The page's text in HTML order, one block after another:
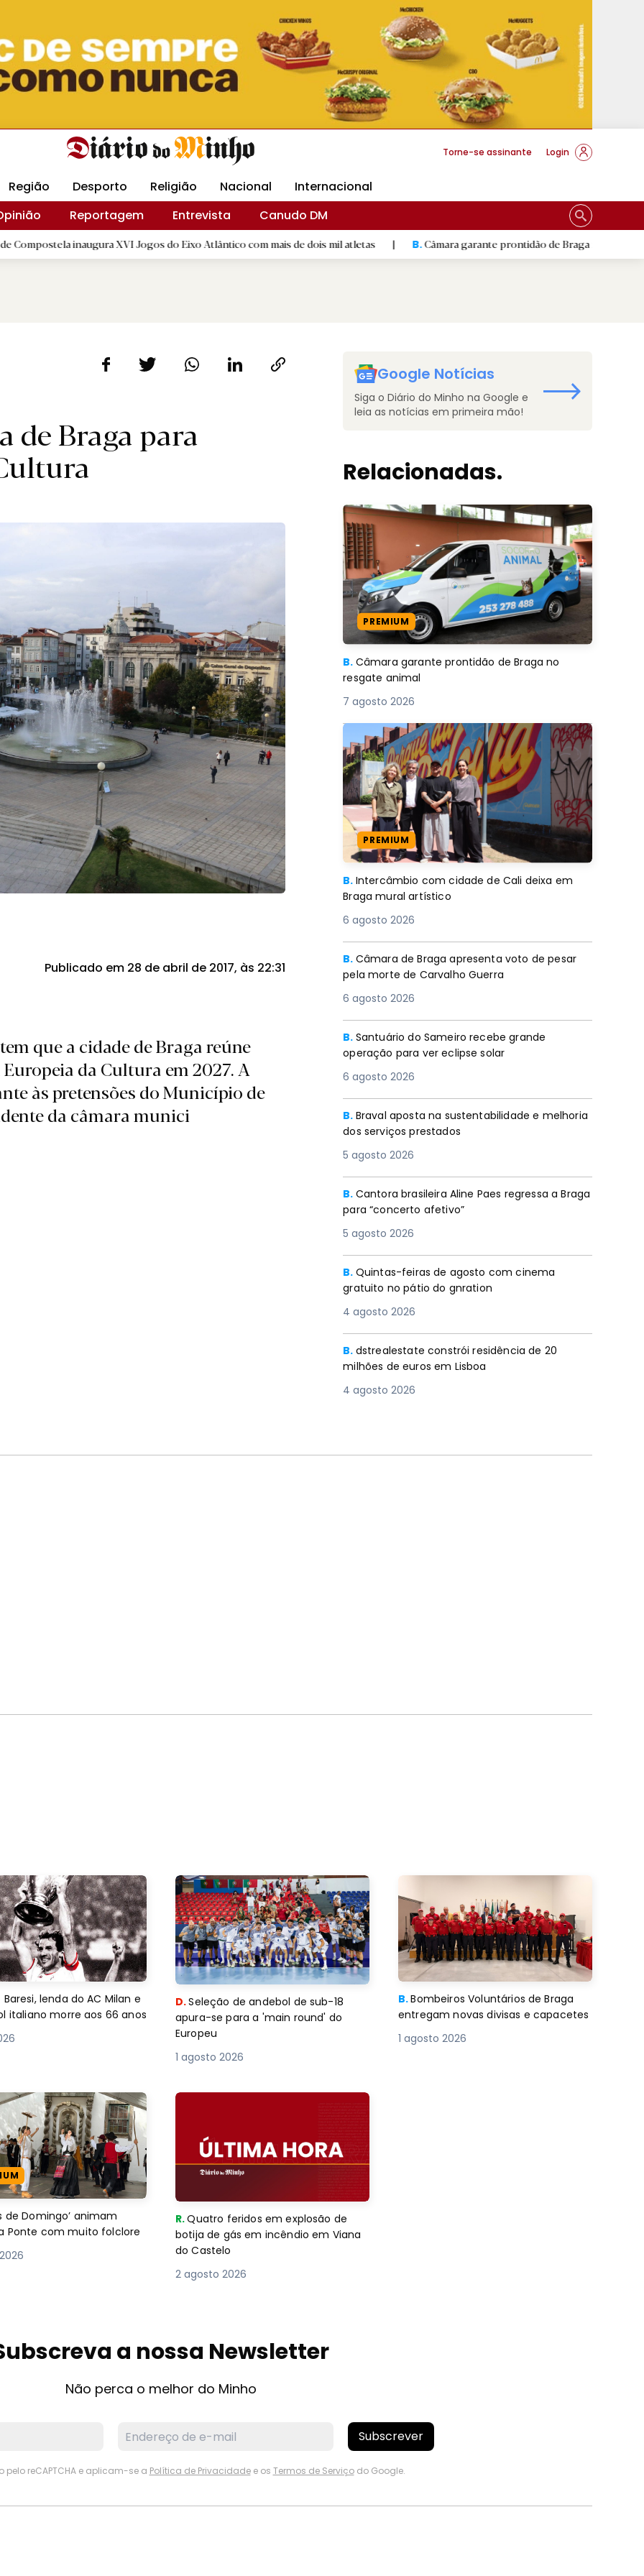
Revista Minha Gráfica DM Livraria DM Arquidiocese Braga
Torne-se assinante Login
Região Desporto Religião Nacional
Internacional
Reportagem Entrevista Canudo DM
inaugura XVI Jogos do Eixo Atlântico com mais de dois mil atletas | B.Câmara garante prontidão de Braga no resgate animal
de Braga para
Publicado em 28 de abril de 2017, às 22:31
que a cidade de Braga reúne
da Cultura em 2027. A
às pretensões do Município de
da câmara munici
Google Notícias
Siga o Diário do Minho na Google e
leia as notícias em primeira mão!
Relacionadas.
PREMIUM
B. Câmara garante prontidão de Braga no
resgate animal
7 agosto 2026
PREMIUM
B. Intercâmbio com cidade de Cali deixa em
Braga mural artístico
6 agosto 2026
B. Câmara de Braga apresenta voto de pesar
pela morte de Carvalho Guerra
6 agosto 2026
B. Santuário do Sameiro recebe grande
operação para ver eclipse solar
6 agosto 2026
B. Braval aposta na sustentabilidade e melhoria
dos serviços prestados
5 agosto 2026
B. Cantora brasileira Aline Paes regressa a Braga
para “concerto afetivo”
5 agosto 2026
B. Quintas-feiras de agosto com cinema
gratuito no pátio do gnration
4 agosto 2026
B. dstrealestate constrói residência de 20
milhões de euros em Lisboa
4 agosto 2026
Baresi, lenda do AC Milan e
italiano morre aos 66 anos
D.Seleção de andebol de sub-18
apura-se para a 'main round' do
Europeu
1 agosto 2026
B.Bombeiros Voluntários de Braga
entregam novas divisas e capacetes
1 agosto 2026
de Domingo’ animam
Ponte com muito folclore
R.Quatro feridos em explosão de
botija de gás em incêndio em Viana
do Castelo
2 agosto 2026
a nossa Newsletter
Não perca o melhor do Minho
Subscrever
pelo reCAPTCHA e aplicam-se a Política de Privacidadee os Termos de Serviçodo Google.